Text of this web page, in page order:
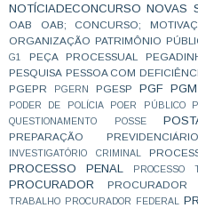
NOTÍCIADECONCURSO NOVAS
OAB OAB; CONCURSO;
ORGANIZAÇÃO PATRIMÔNIO
G1
PEÇA PROCESSUAL
PESQUISA PESSOA COM
PGEPR PGERN PGESP PGF PGM
PODER DE POLÍCIA POER PÚBLICO
QUESTIONAMENTO
POSSE
PREPARAÇÃO PREVIDENCIÁRIO
INVESTIGATÓRIO CRIMINAL
PROCESSO PENAL
PROCESSO
PROCURADOR
PROCURADOR
TRABALHO
PROCURADOR FEDERAL